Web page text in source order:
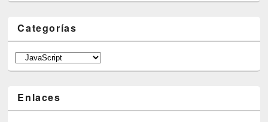
Categorías
Categorías
Enlaces